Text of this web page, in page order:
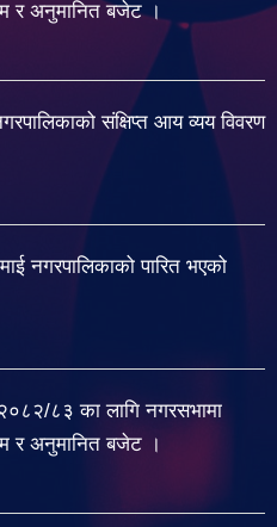
र अनुमानित बजेट ।
संक्षिप्त आय व्यय विवरण
नगरपालिकाको पारित भएको
८३ का लागि नगरसभामा
र अनुमानित बजेट ।